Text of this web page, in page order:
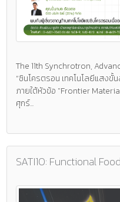
The 11th Synchrotron,
“ซินโครตรอน เทคโนโลยีแสง
ภายใต้หัวข้อ "Frontier
ศุกร์...
SATI10: Functional Food